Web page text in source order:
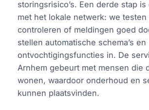
storingsrisico’s. Een derde stap
met het lokale netwerk: we testen
controleren of meldingen goed
stellen automatische schema’s en
ontvochtigingsfuncties in. De
Arnhem gebeurt met mensen die
wonen, waardoor onderhoud en
kunnen plaatsvinden.